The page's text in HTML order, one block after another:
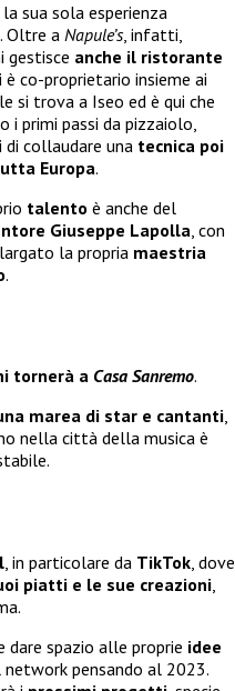
sua sola esperienza
Oltre a Napule’s, infatti,
gestisce anche il ristorante
è co-proprietario insieme ai
si trova a Iseo ed è qui che
i primi passi da pizzaiolo,
collaudare una tecnica poi
Europa.
talento è anche del
Giuseppe Lapolla, con
la propria maestria
.
tornerà a Casa Sanremo.
marea di star e cantanti,
nella città della musica è
, in particolare da TikTok , dove
piatti e le sue creazioni
dare spazio alle proprie idee
pensando al 2023.